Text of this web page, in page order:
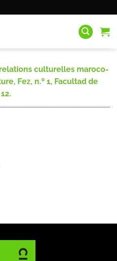
culturelles maroco-
Fez, n.º 1, Facultad de